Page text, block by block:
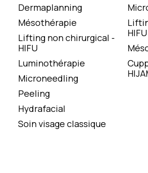
Dermaplanning
Mésothérapie
Lifting non chirurgical -
HIFU
Luminothérapie
Microneedling
Peeling
Hydrafacial
Soin visage classique
HIFU